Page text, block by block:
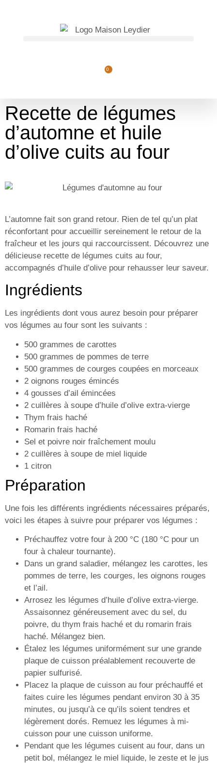
0
Recette de légumes
d’automne et huile
d’olive cuits au four
L’automne fait son grand retour. Rien de tel qu’un plat
réconfortant pour accueillir sereinement le retour de la
fraîcheur et les jours qui raccourcissent. Découvrez une
délicieuse recette de légumes cuits au four,
accompagnés d’huile d’olive pour rehausser leur saveur.
Ingrédients
Les ingrédients dont vous aurez besoin pour préparer
vos légumes au four sont les suivants :
500 grammes de carottes
500 grammes de pommes de terre
500 grammes de courges coupées en morceaux
2 oignons rouges émincés
4 gousses d’ail émincées
2 cuillères à soupe d’huile d’olive extra-vierge
Thym frais haché
Romarin frais haché
Sel et poivre noir fraîchement moulu
2 cuillères à soupe de miel liquide
1 citron
Préparation
Une fois les différents ingrédients nécessaires préparés,
voici les étapes à suivre pour préparer vos légumes :
Préchauffez votre four à 200 °C (180 °C pour un
four à chaleur tournante).
Dans un grand saladier, mélangez les carottes, les
pommes de terre, les courges, les oignons rouges
et l’ail.
Arrosez les légumes d’huile d’olive extra-vierge.
Assaisonnez généreusement avec du sel, du
poivre, du thym frais haché et du romarin frais
haché. Mélangez bien.
Étalez les légumes uniformément sur une grande
plaque de cuisson préalablement recouverte de
papier sulfurisé.
Placez la plaque de cuisson au four préchauffé et
faites cuire les légumes pendant environ 30 à 35
minutes, ou jusqu’à ce qu’ils soient tendres et
légèrement dorés. Remuez les légumes à mi-
cuisson pour une cuisson uniforme.
Pendant que les légumes cuisent au four, dans un
petit bol, mélangez le miel liquide, le zeste et le jus
sur notre huile d'olive intense
(tous nos formats)